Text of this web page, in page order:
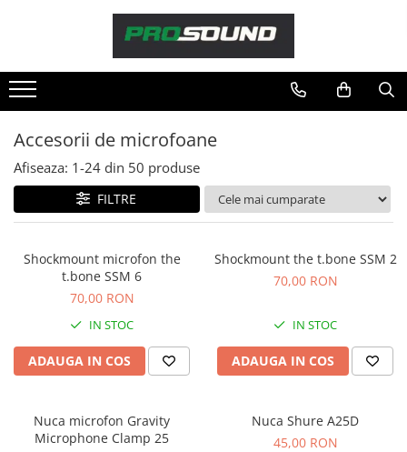
Sonorizare / PA
Procesoare si efecte
Shockmount
Stabilizatoare de tensiune UPS si
Power Conditioner
Microfoane
Accesorii de microfoane
Microfoane de broadcast
calibrare
Accesorii de microfoane
Afiseaza: 1-24 din 50 produse
FILTRE
Shockmount microfon the
t.bone SSM 6
70,00 RON
IN STOC
ADAUGA IN COS
Shockmount the t.bone SSM 2
70,00 RON
IN STOC
ADAUGA IN COS
Nuca microfon Gravity
Microphone Clamp 25
Nuca Shure A25D
45,00 RON